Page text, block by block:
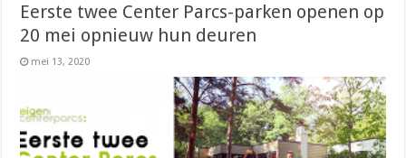
Eerste twee Center Parcs-parken openen op
20 mei opnieuw hun deuren
mei 13, 2020